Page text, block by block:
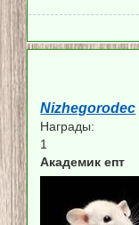
Nizhegorodec
Награды:
1
Академик епт